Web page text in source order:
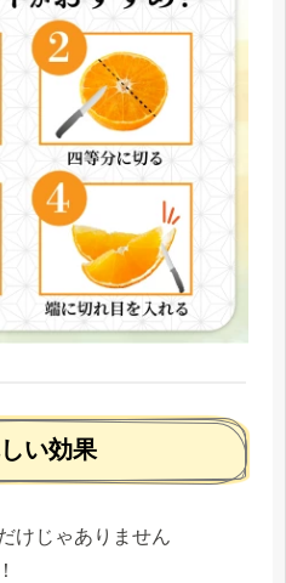
い効果
けじゃありません